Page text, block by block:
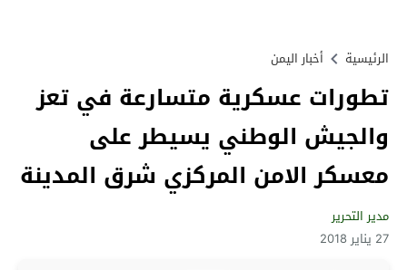
الرئيسية أخبار اليمن
تطورات عسكرية متسارعة في تعز
والجيش الوطني يسيطر على
معسكر الامن المركزي شرق المدينة
مدير التحرير
27 يناير 2018